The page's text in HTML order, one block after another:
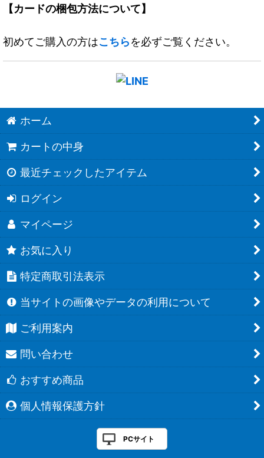
【カードの梱包方法について】
初めてご購入の方はこちらを必ずご覧ください。
ホーム
カートの中身
最近チェックしたアイテム
ログイン
マイページ
お気に入り
特定商取引法表示
当サイトの画像やデータの利用について
ご利用案内
問い合わせ
おすすめ商品
個人情報保護方針
PCサイト